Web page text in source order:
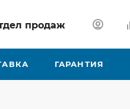
продаж
ГАРАНТИЯ